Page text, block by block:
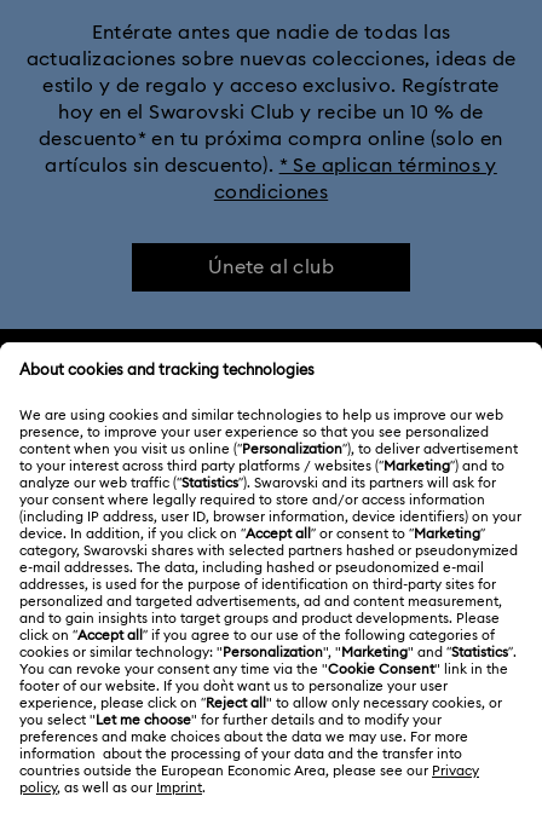
Entérate antes que nadie de todas las
actualizaciones sobre nuevas colecciones, ideas de
estilo y de regalo y acceso exclusivo. Regístrate
hoy en el Swarovski Club y recibe un 10 % de
descuento* en tu próxima compra online (solo en
artículos sin descuento). * Se aplican términos y
condiciones
Únete al club
ATENCIÓN AL CLIENTE
Información general del servicio al cliente
Saldo de la tarjeta regalo
Estado de la reparación
Contacto
Guía de tamaños
Buscador de tiendas
ACERCA DE NOSOTROS
Acerca de Swarovski
Trabaja con nosotros
Alumni Community
Para profesionales
Mapa Web
CONDICIONES LEGALES
Condiciones De Uso
Terminos & Condiciones
Política De Privacidad
Otros países/regiones
English
Deutsch Español Français